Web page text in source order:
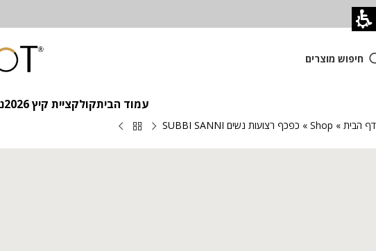
חיפוש מוצרים
עמוד הביתקולקציית קיץ 2026
דף הבית »
Shop
» כפכף רצועות נשים SUBBI SANNI